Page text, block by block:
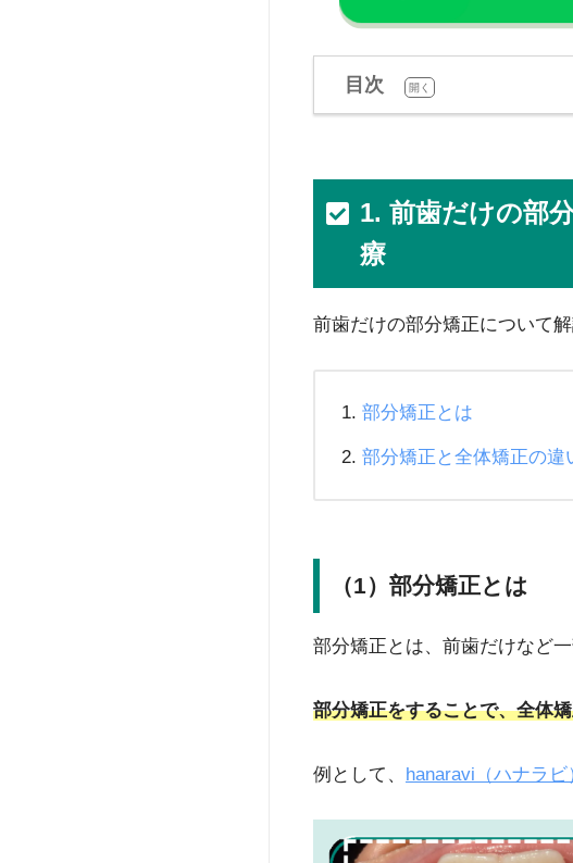
目次 開く
1. 前歯だけの部
療
前歯だけの部分矯正について解
部分矯正とは
部分矯正と全体矯正の違
（1）部分矯正とは
部分矯正とは、前歯だけなど
部分矯正をすることで、全体
例として、 hanaravi（ハナラビ